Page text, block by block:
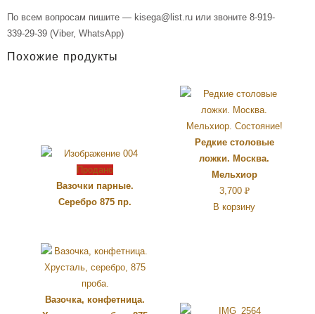
По всем вопросам пишите — kisega@list.ru или звоните 8-919-
339-29-39 (Viber, WhatsApp)
Похожие продукты
Продано
Вазочки парные.
Серебро 875 пр.
Редкие столовые
ложки. Москва.
Мельхиор
3,700Р
УБ.
В корзину
Вазочка, конфетница.